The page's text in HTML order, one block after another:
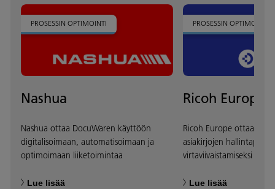
PROSESSIN OPTIMOINTI
Nashua
Nashua ottaa DocuWaren käyttöön
digitalisoimaan, automatisoimaan ja
optimoimaan liiketoimintaa
Lue lisää
PROSESSIN OPTIMOINTI
Ricoh Europe
Ricoh Europe ottaa
asiakirjojen
virtaviivaistamiseksi
Lue lisää